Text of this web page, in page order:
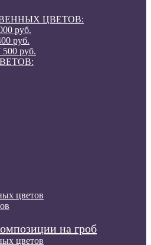
ЦВЕТОВ:
руб.
руб.
500 руб.
цветов
на гроб
цветов